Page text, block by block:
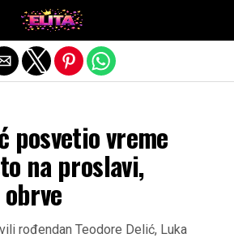
posvetio vreme
na proslavi,
rođendan Teodore Delić, Luka
Exit mobile version